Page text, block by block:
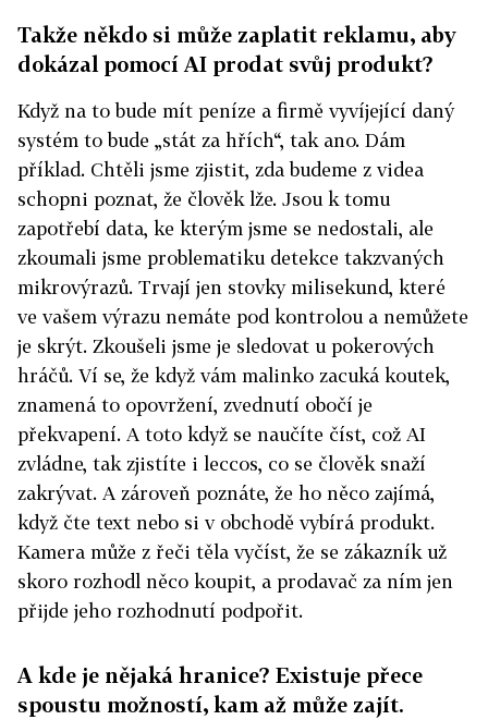
Takže někdo si může zaplatit reklamu, aby
dokázal pomocí AI prodat svůj produkt?
Když na to bude mít peníze a firmě vyvíjející daný
systém to bude „stát za hřích“, tak ano. Dám
příklad. Chtěli jsme zjistit, zda budeme z videa
schopni poznat, že člověk lže. Jsou k tomu
zapotřebí data, ke kterým jsme se nedostali, ale
zkoumali jsme problematiku detekce takzvaných
mikrovýrazů. Trvají jen stovky milisekund, které
ve vašem výrazu nemáte pod kontrolou a nemůžete
je skrýt. Zkoušeli jsme je sledovat u pokerových
hráčů. Ví se, že když vám malinko zacuká koutek,
znamená to opovržení, zvednutí obočí je
překvapení. A toto když se naučíte číst, což AI
zvládne, tak zjistíte i leccos, co se člověk snaží
zakrývat. A zároveň poznáte, že ho něco zajímá,
když čte text nebo si v obchodě vybírá produkt.
Kamera může z řeči těla vyčíst, že se zákazník už
skoro rozhodl něco koupit, a prodavač za ním jen
přijde jeho rozhodnutí podpořit.
A kde je nějaká hranice? Existuje přece
spoustu možností, kam až může zajít.